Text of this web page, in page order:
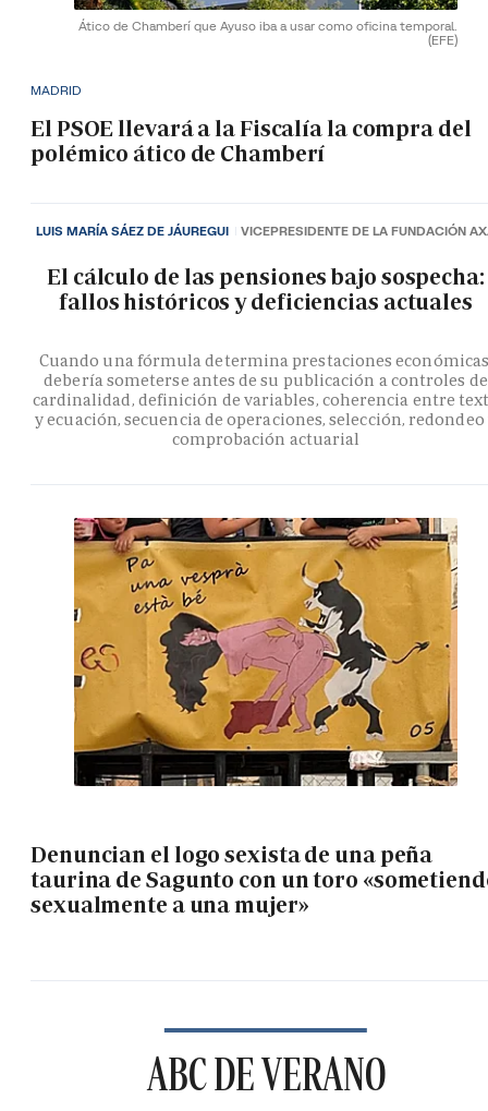
Ático de Chamberí que Ayuso iba a usar como oficina temporal.
(EFE)
MADRID
El PSOE llevará a la Fiscalía la compra del
polémico ático de Chamberí
El cálculo de las pensiones bajo sospecha:
fallos históricos y deficiencias actuales
Cuando una fórmula determina prestaciones
debería someterse antes de su publicación a controles de
cardinalidad, definición de variables, coherencia entre
y ecuación, secuencia de operaciones, selección, redondeo
comprobación actuarial
LUIS MARÍA SÁEZ DE JÁUREGUI VICEPRESIDENTE DE LA FUNDACIÓN
Denuncian el logo sexista de una peña
taurina de Sagunto con un toro
sexualmente a una mujer»
ABC DE VERANO